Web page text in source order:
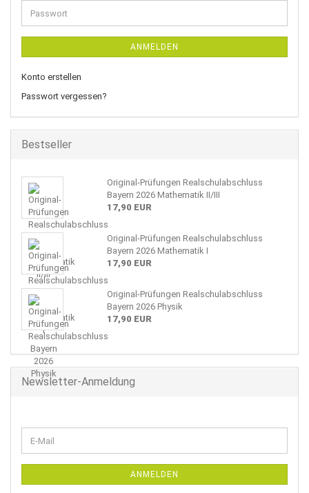
Passwort
ANMELDEN
Konto erstellen
Passwort vergessen?
Bestseller
Original-Prüfungen Realschulabschluss
Bayern 2026 Mathematik II/III
17,90 EUR
Original-Prüfungen Realschulabschluss
Bayern 2026 Mathematik I
17,90 EUR
Original-Prüfungen Realschulabschluss
Bayern 2026 Physik
17,90 EUR
Newsletter-Anmeldung
ZUR
E-
Mail
ANMELDEN